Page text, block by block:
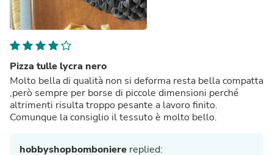
Pizza tulle lycra nero
Molto bella di qualità non si deforma resta bella compatta
,però sempre per borse di piccole dimensioni perché
altrimenti risulta troppo pesante a lavoro finito.
Comunque la consiglio il tessuto è molto bello.
hobbyshopbomboniere replied: